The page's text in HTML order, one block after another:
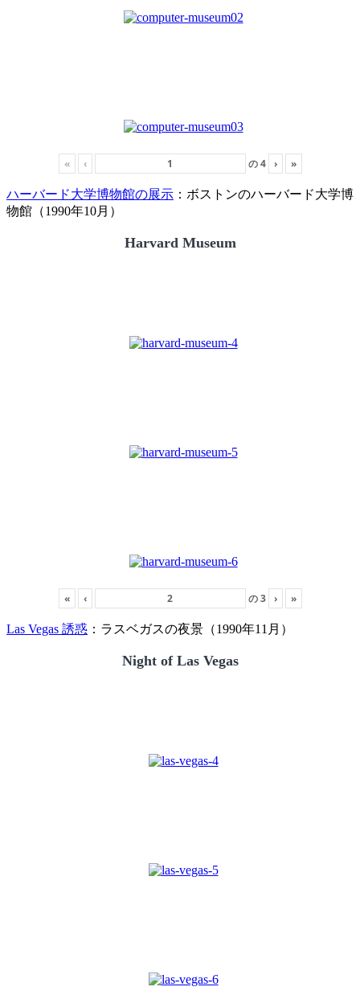
« ‹ の4 › »
ハーバード大学博物館の展示 ：ボストンのハーバード大学博
物館（1990年10月）
Harvard Museum
« ‹ の3 › »
Las Vegas 誘惑 ：ラスベガスの夜景（1990年11月）
Night of Las Vegas